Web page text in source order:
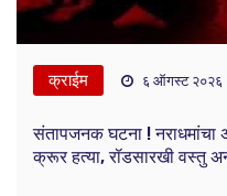
क्राईम ६ ऑगस्ट २०२६
संतापजनक घटना ! नराधमांचा
क्रूर हत्या, रॉडसारखी वस्तु